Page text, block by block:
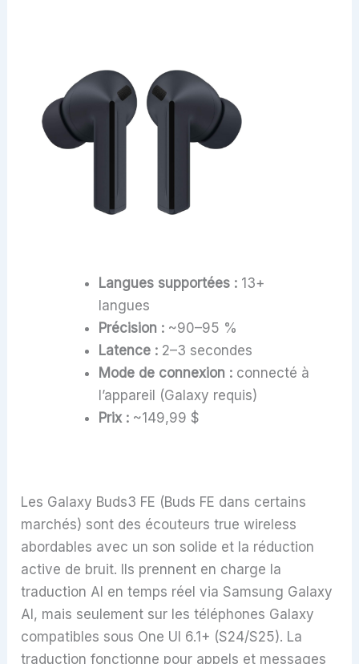
Langues supportées :13+
langues
Précision :~90–95 %
Latence :2–3 secondes
Mode de connexion :connecté à
l’appareil (Galaxy requis)
Prix :~149,99 $
Les Galaxy Buds3 FE (Buds FE dans certains
marchés) sont des écouteurs true wireless
abordables avec un son solide et la réduction
active de bruit. Ils prennent en charge la
traduction AI en temps réel via Samsung Galaxy
AI, mais seulement sur les téléphones Galaxy
compatibles sous One UI 6.1+ (S24/S25). La
traduction fonctionne pour appels et messages